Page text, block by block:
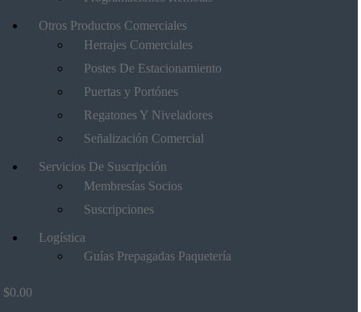
Otros Productos Comerciales
Herrajes Comerciales
Postes De Estacionamiento
Puertas y Portónes
Regatones Y Niveladores
Señalización Comercial
Servicios De Suscripción
Membresías Socios
Suscripciones
Logística
Guías Prepagadas Paquetería
$0.00